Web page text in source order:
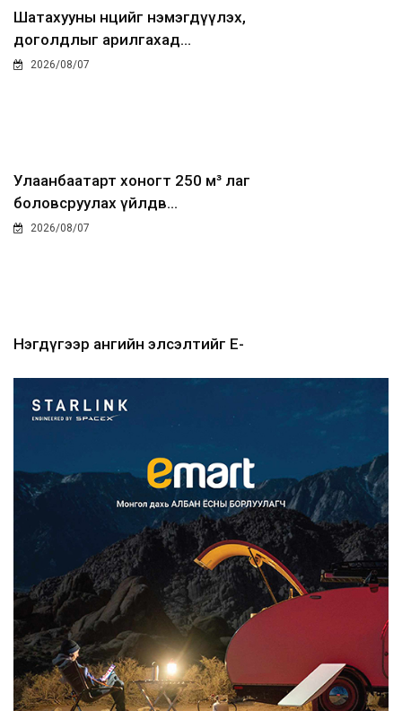
Шатахууны нөөцийг нэмэгдүүлэх,
доголдлыг арилгахад...
2026/08/07
Улаанбаатарт хоногт 250 м³ лаг
боловсруулах үйлдв...
2026/08/07
Нэгдүгээр ангийн элсэлтийг E-
Францад иргэд рүү зөвшөөрөлгүй
сурталчилгааны дууд...
2026/08/07
Нийтийн тээврийн Ч:19А чиглэлийн
замналд түр хугац...